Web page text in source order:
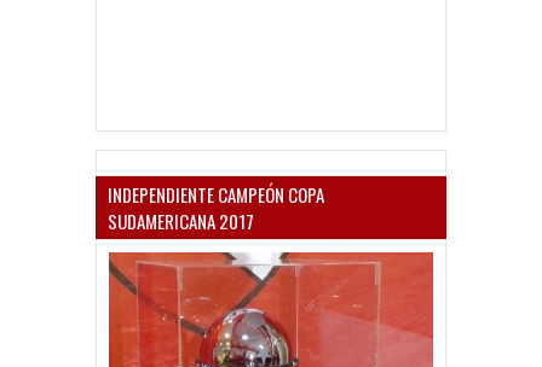
INDEPENDIENTE CAMPEÓN COPA
SUDAMERICANA 2017